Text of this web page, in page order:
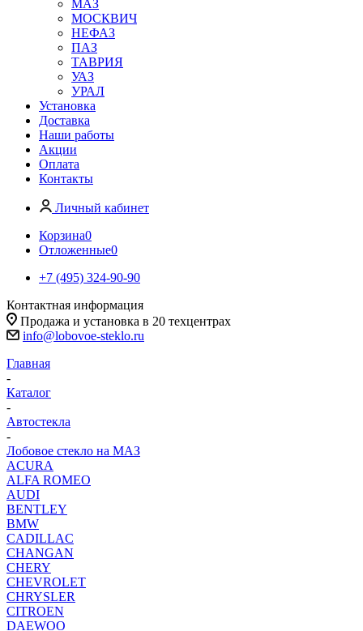
МАЗ
МОСКВИЧ
НЕФАЗ
ПАЗ
ТАВРИЯ
УАЗ
УРАЛ
Установка
Доставка
Наши работы
Акции
Оплата
Контакты
Личный кабинет
Корзина0
Отложенные0
+7 (495) 324-90-90
Контактная информация
Продажа и установка в 20 техцентрах
info@lobovoe-steklo.ru
Главная
-
Каталог
-
Автостекла
-
Лобовое стекло на МАЗ
ACURA
ALFA ROMEO
AUDI
BENTLEY
BMW
CADILLAC
CHANGAN
CHERY
CHEVROLET
CHRYSLER
CITROEN
DAEWOO